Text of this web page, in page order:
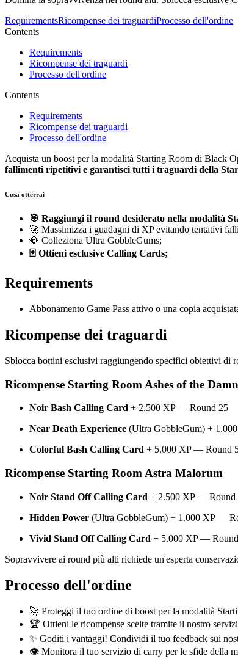
RequirementsRicompense dei traguardiProcesso dell'ordine
Contents
Requirements
Ricompense dei traguardi
Processo dell'ordine
Contents
Requirements
Ricompense dei traguardi
Processo dell'ordine
Acquista un boost per la modalità Starting Room di Black
fallimenti ripetitivi e garantisci tutti i traguardi della
Cosa otterrai
🎯 Raggiungi il round desiderato nella modalità
🚀 Massimizza i guadagni di XP evitando tentativi
💎 Colleziona Ultra GobbleGums;
🃏 Ottieni esclusive Calling Cards;
Requirements
Abbonamento Game Pass attivo o una copia
Ricompense dei traguardi
Sblocca bottini esclusivi raggiungendo specifici obiettivi di
Ricompense Starting Room Ashes of the
Noir Bash Calling Card + 2.500 XP — Round 25
Near Death Experience (Ultra GobbleGum) +
Colorful Bash Calling Card + 5.000 XP — Round
Ricompense Starting Room Astra Malorum
Noir Stand Off Calling Card + 2.500 XP — Round
Hidden Power (Ultra GobbleGum) + 1.000 XP —
Vivid Stand Off Calling Card + 5.000 XP —
Sopravvivere ai round più alti richiede un'esperta
Processo dell'ordine
🚀 Proteggi il tuo ordine di boost per la modalità
🏆 Ottieni le ricompense scelte tramite il nostro
✨ Goditi i vantaggi! Condividi il tuo feedback sui
👁️ Monitora il tuo servizio di carry per le sfide della